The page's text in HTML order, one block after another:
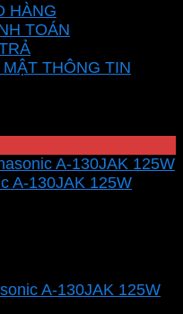
HÀNG
TOÁN
THÔNG TIN
A-130JAK 125W